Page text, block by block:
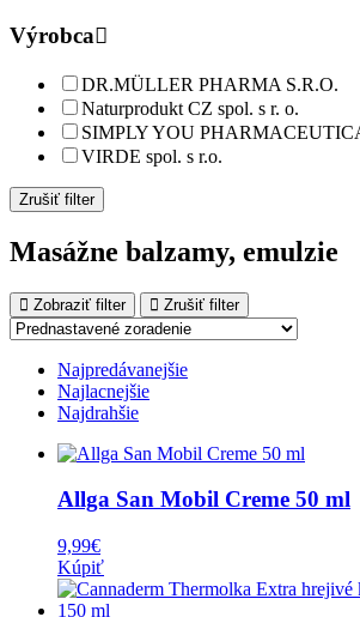
Výrobca
DR.MÜLLER PHARMA S.R.O.
Naturprodukt CZ spol. s r. o.
SIMPLY YOU
VIRDE spol. s r.o.
Zrušiť filter
Masážne balzamy, emulzie
Zobraziť filter Zrušiť filter
Najpredávanejšie
Najlacnejšie
Najdrahšie
Allga San Mobil Creme 50 ml
9,99€
Kúpiť